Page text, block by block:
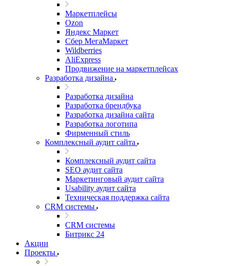
Маркетплейсы
Ozon
Яндекс Маркет
Сбер МегаМаркет
Wildberries
AliExpress
Продвижение на маркетплейсах
Разработка дизайна
Разработка дизайна
Разработка брендбука
Разработка дизайна сайта
Разработка логотипа
Фирменный стиль
Комплексный аудит сайта
Комплексный аудит сайта
SEO аудит сайта
Маркетинговый аудит сайта
Usability аудит сайта
Техническая поддержка сайта
CRM системы
CRM системы
Битрикс 24
Акции
Проекты